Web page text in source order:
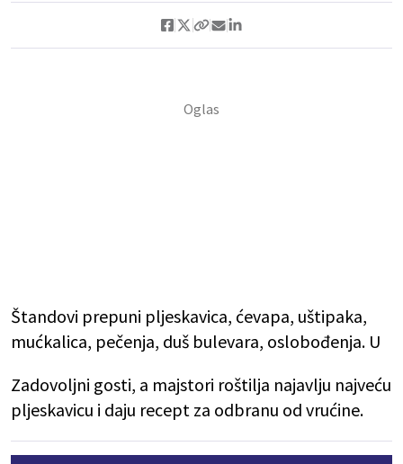
Štandovi prepuni pljeskavica, ćevapa, uštipaka,
mućkalica, pečenja, duš bulevara, oslobođenja. U
Zadovoljni gosti, a majstori roštilja najavlju najveću
pljeskavicu i daju recept za odbranu od vrućine.